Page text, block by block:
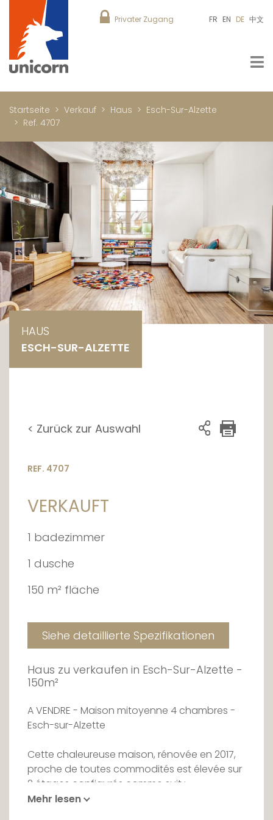
Privater Zugang FR EN DE 中文
Startseite Verkauf Haus
Esch-Sur-Alzette
Ref. 4707
HAUS
ESCH-SUR-ALZETTE
< Zurück zur Auswahl
REF. 4707
VERKAUFT
1 badezimmer
1 dusche
150 m² fläche
Siehe detaillierte Spezifikationen
Haus zu verkaufen in Esch-Sur-Alzette -
150m²
A VENDRE - Maison mitoyenne 4 chambres -
Esch-sur-Alzette
Cette chaleureuse maison, rénovée en 2017,
proche de toutes commodités est élevée sur
2 étages configurés comme suit :
Mehr lesen